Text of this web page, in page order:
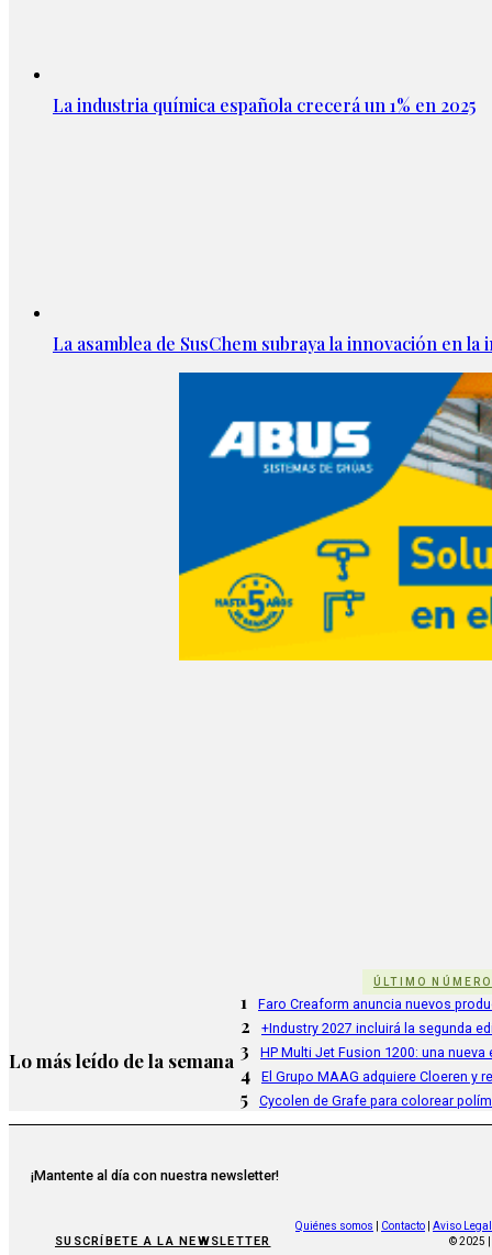
La industria química española crecerá un 1% en 2025
La asamblea de SusChem subraya la innovación en la
ÚLTIMO NÚMERO
Lo más leído de la semana
1 Faro Creaform anuncia nuevos
2 +Industry 2027 incluirá la segunda
3 HP Multi Jet Fusion 1200: una
4 El Grupo MAAG adquiere Cloeren
5 Cycolen de Grafe para colorear
¡Mantente al día con nuestra newsletter!
SUSCRÍBETE A LA NEWSLETTER
Quiénes somos Contacto
Aviso Legal
© 2025